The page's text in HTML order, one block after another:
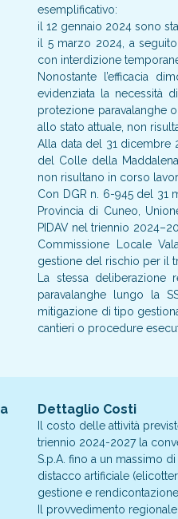
esemplificativo:
il 12 gennaio 2024 sono
il 5 marzo 2024, a
con interdizione
Nonostante l’efficacia
evidenziata la necessità
protezione paravalanghe
allo stato attuale, non
Alla data del 31 dicembre
del Colle della
non risultano in corso
Con DGR n. 6-945 del 31
Provincia di Cuneo,
PIDAV nel triennio
Commissione Locale
gestione del rischio per il
La stessa
paravalanghe lungo la
mitigazione di tipo
cantieri o procedure
Dettaglio Costi
Il costo delle attività
triennio 2024-2027 la
S.p.A. fino a un massimo
distacco artificiale
gestione e rendicontazione
Il provvedimento